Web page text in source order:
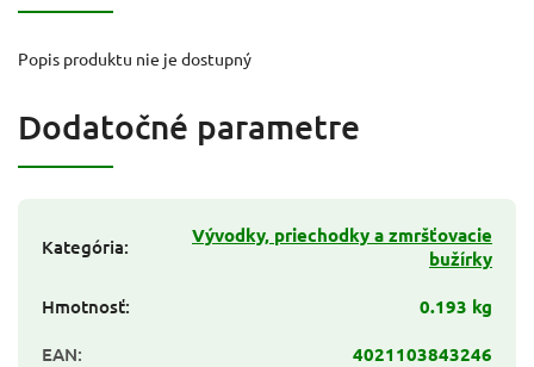
Popis produktu nie je dostupný
Dodatočné parametre
Kategória:
Vývodky, priechodky a zmršťovacie
bužírky
Hmotnosť:
0.193 kg
EAN: 4021103843246